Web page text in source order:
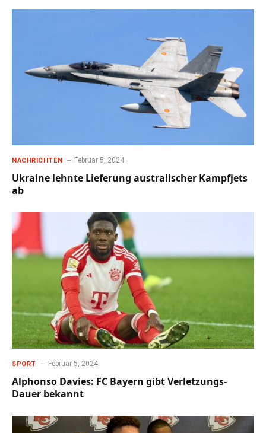
NACHRICHTEN Februar 5, 2024
Ukraine lehnte Lieferung australischer Kampfjets
ab
SPORT Februar 5, 2024
Alphonso Davies: FC Bayern gibt Verletzungs-
Dauer bekannt